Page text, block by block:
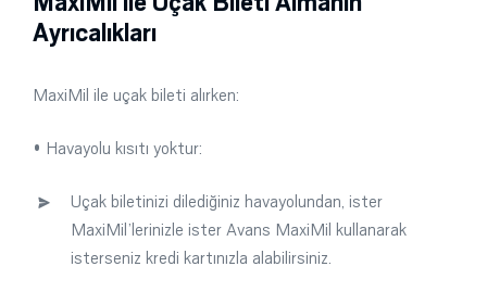
Ayrıcalıkları
MaxiMil ile uçak bileti alırken:
• Havayolu kısıtı yoktur:
Uçak biletinizi dilediğiniz havayolundan, ister
MaxiMil’lerinizle ister Avans MaxiMil kullanarak
isterseniz kredi kartınızla alabilirsiniz.